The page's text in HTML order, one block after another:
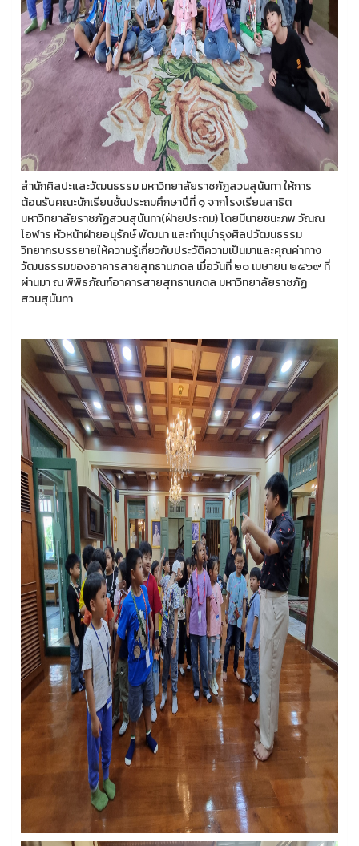
สำนักศิลปะและวัฒนธรรม มหาวิทยาลัยราชภัฏสวนสุนันทา ให้การ
ต้อนรับคณะนักเรียนชั้นประถมศึกษาปีที่ ๑ จากโรงเรียนสาธิต
มหาวิทยาลัยราชภัฏสวนสุนันทา(ฝ่ายประถม) โดยมีนายชนะภพ วัณณ
โอฬาร หัวหน้าฝ่ายอนุรักษ์ พัฒนา และทำนุบำรุงศิลปวัฒนธรรม
วิทยากรบรรยายให้ความรู้เกี่ยวกับประวัติความเป็นมาและคุณค่าทาง
วัฒนธรรมของอาคารสายสุทธานภดล เมื่อวันที่ ๒๐ เมษายน ๒๕๖๙ ที่
ผ่านมา ณ พิพิธภัณฑ์อาคารสายสุทธานภดล มหาวิทยาลัยราชภัฏ
สวนสุนันทา